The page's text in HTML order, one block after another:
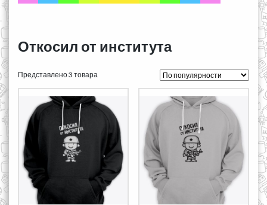
Откосил от института
Представлено 3 товара